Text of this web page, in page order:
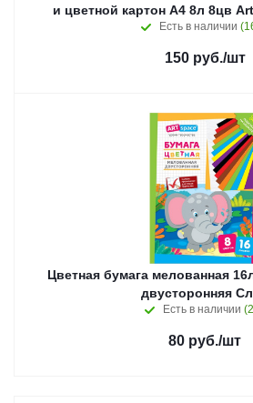
и цветной картон
Есть в наличии
150руб./шт
Цветная бумага мелованная
двусторонняя
Есть в наличии
80 руб./шт